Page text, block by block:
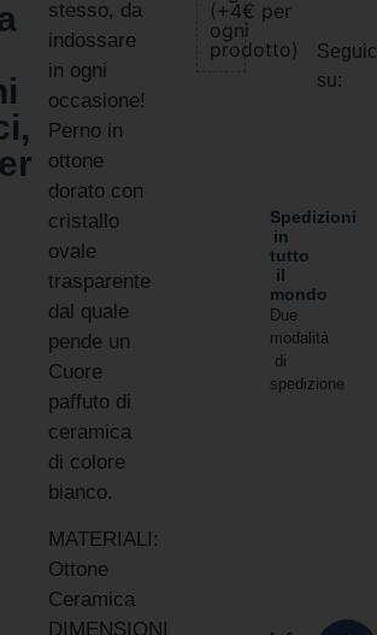
stesso, da
indossare
in ogni
occasione!
Perno in
ottone
dorato con
cristallo
ovale
trasparente
dal quale
pende un
Cuore
paffuto di
ceramica
di colore
bianco.
MATERIALI:
Ottone
Ceramica
DIMENSIONI
(+4€ per
ogni
prodotto)
Spedizioni
in
tutto
il
mondo
Due
modalità
di
spedizione
su: